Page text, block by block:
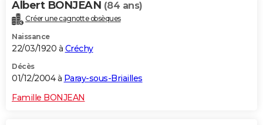
Albert BONJEAN (84 ans)
Créer une cagnotte obsèques
Naissance
22/03/1920 à Créchy
Décès
01/12/2004 à Paray-sous-Briailles
Famille BONJEAN